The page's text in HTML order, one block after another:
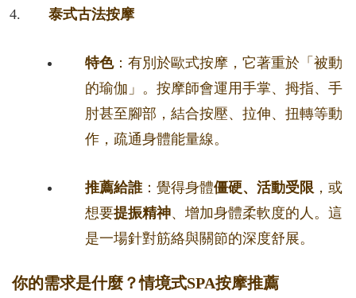
泰式古法按摩
特色：有別於歐式按摩，它著重於「被動
的瑜伽」。按摩師會運用手掌、拇指、手
肘甚至腳部，結合按壓、拉伸、扭轉等動
作，疏通身體能量線。
推薦給誰：覺得身體僵硬、活動受限 ，或
想要提振精神、增加身體柔軟度的人。這
是一場針對筋絡與關節的深度舒展。
你的需求是什麼？情境式SPA按摩推薦